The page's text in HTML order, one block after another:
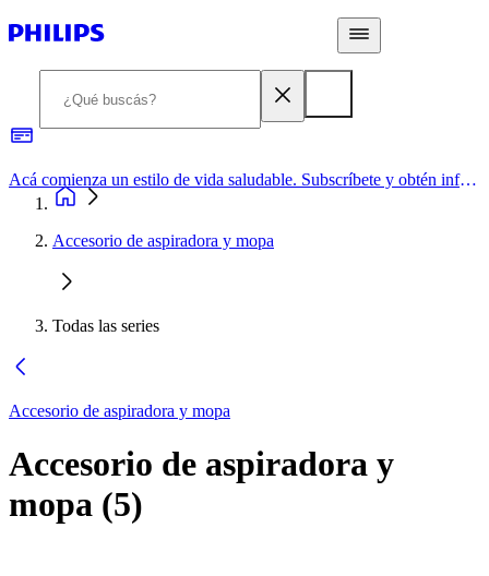
Acá comienza un estilo de vida saludable. Subscríbete y obtén información de primera mano
Accesorio de aspiradora y mopa
Todas las series
Accesorio de aspiradora y mopa
Accesorio de aspiradora y
mopa (5)